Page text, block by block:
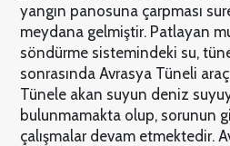
yangın panosuna çarpması
meydana gelmiştir. Patlayan
söndürme sistemindeki su,
sonrasında Avrasya Tüneli araç
Tünele akan suyun deniz
bulunmamakta olup, sorunun
çalışmalar devam etmektedir.